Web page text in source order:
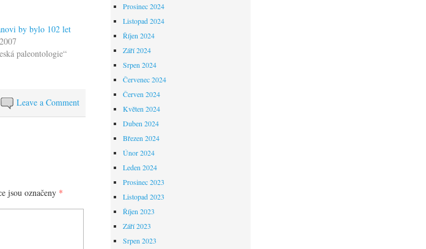
by bylo 102 let
paleontologie“
Leave a Comment
jsou označeny *
Prosinec 2024
Listopad 2024
Říjen 2024
Září 2024
Srpen 2024
Červenec 2024
Červen 2024
Květen 2024
Duben 2024
Březen 2024
Únor 2024
Leden 2024
Prosinec 2023
Listopad 2023
Říjen 2023
Září 2023
Srpen 2023